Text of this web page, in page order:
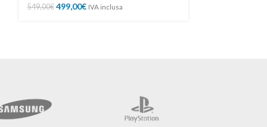
549,00€ 499,00€ IVA inclusa